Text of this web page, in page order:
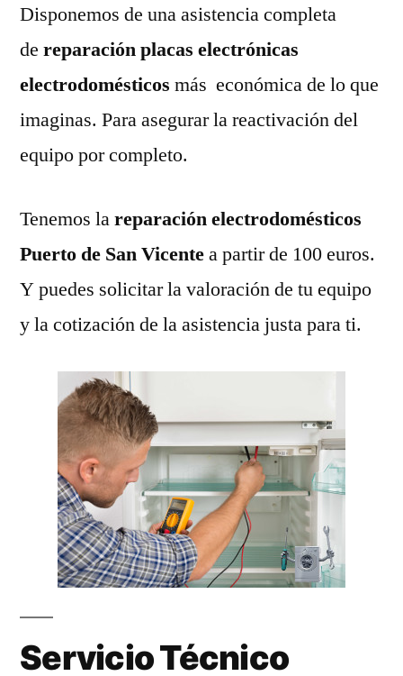
Disponemos de una asistencia completa
de reparación placas electrónicas
electrodomésticos más económica de lo que
imaginas. Para asegurar la reactivación del
equipo por completo.
Tenemos lareparación electrodomésticos
Puerto de San Vicentea partir de 100 euros.
Y puedes solicitar la valoración de tu equipo
y la cotización de la asistencia justa para ti.
Servicio Técnico